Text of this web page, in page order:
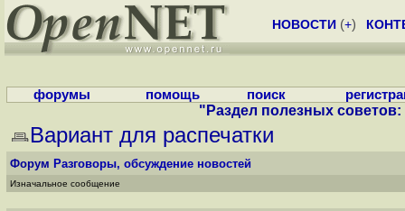
НОВОСТИ (+)
форумы помощь поиск
"Раздел полезных советов:
Вариант для распечатки
Форум Разговоры, обсуждение новостей
Изначальное сообщение